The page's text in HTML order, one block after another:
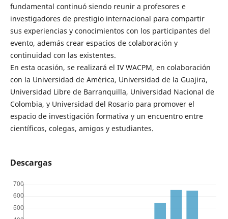
fundamental continuó siendo reunir a profesores e
investigadores de prestigio internacional para compartir
sus experiencias y conocimientos con los participantes del
evento, además crear espacios de colaboración y
continuidad con las existentes.
En esta ocasión, se realizará el IV WACPM, en colaboración
con la Universidad de América, Universidad de la Guajira,
Universidad Libre de Barranquilla, Universidad Nacional de
Colombia, y Universidad del Rosario para promover el
espacio de investigación formativa y un encuentro entre
científicos, colegas, amigos y estudiantes.
Descargas